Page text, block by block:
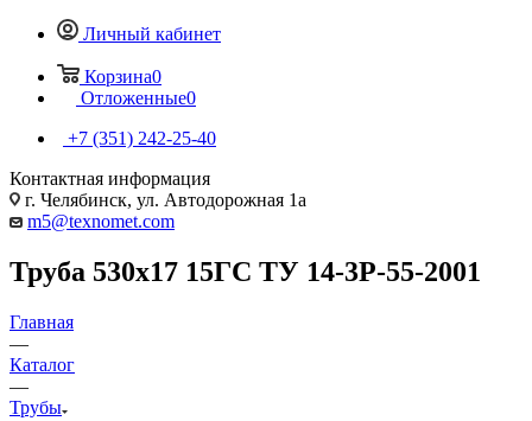
Личный кабинет
Корзина0
Отложенные0
+7 (351) 242-25-40
Контактная информация
г. Челябинск, ул. Автодорожная 1а
m5@texnomet.com
Труба 530х17 15ГС ТУ 14-3Р-55-2001
Главная
—
Каталог
—
Трубы